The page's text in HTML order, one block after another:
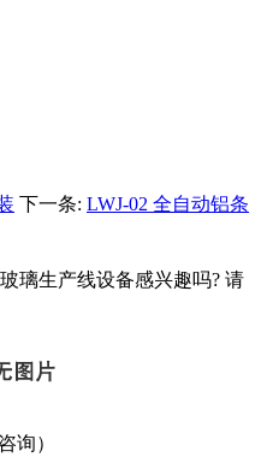
下一条: LWJ-02 全自动铝条
璃生产线设备感兴趣吗? 请
询）